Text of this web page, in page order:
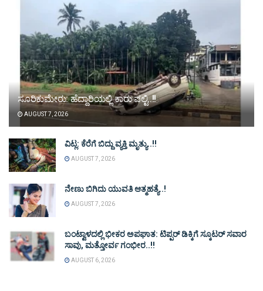
ಸೂರಿಕುಮೇರು: ಹೆದ್ದಾರಿಯಲ್ಲಿ ಕಾರು ಪಲ್ಟಿ..!!
AUGUST 7, 2026
ವಿಟ್ಲ: ಕೆರೆಗೆ ಬಿದ್ದು ವ್ಯಕ್ತಿ ಮೃತ್ಯು..!!
AUGUST 7, 2026
ನೇಣು ಬಿಗಿದು ಯುವತಿ ಆತ್ಮಹತ್ಯೆ..!
AUGUST 7, 2026
ಬಂಟ್ವಾಳದಲ್ಲಿ ಭೀಕರ ಅಪಘಾತ: ಟಿಪ್ಪರ್ ಡಿಕ್ಕಿಗೆ ಸ್ಕೂಟರ್ ಸವಾರ
ಸಾವು, ಮತ್ತೋರ್ವ ಗಂಭೀರ..!!
AUGUST 6, 2026